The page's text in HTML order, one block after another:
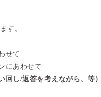
す。
せて
にあわせて
回し/返答を考えながら、等）